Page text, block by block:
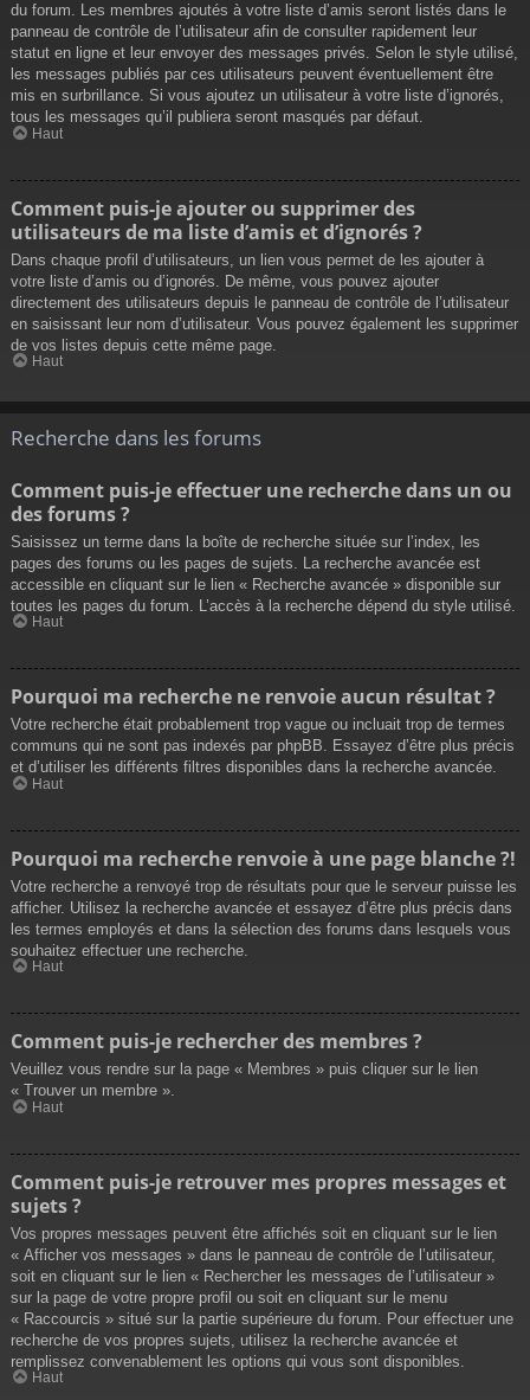
du forum. Les membres ajoutés à votre liste d’amis seront listés dans le
panneau de contrôle de l’utilisateur afin de consulter rapidement leur
statut en ligne et leur envoyer des messages privés. Selon le style utilisé,
les messages publiés par ces utilisateurs peuvent éventuellement être
mis en surbrillance. Si vous ajoutez un utilisateur à votre liste d’ignorés,
tous les messages qu’il publiera seront masqués par défaut.
Haut
Comment puis-je ajouter ou supprimer des
utilisateurs de ma liste d’amis et d’ignorés ?
Dans chaque profil d’utilisateurs, un lien vous permet de les ajouter à
votre liste d’amis ou d’ignorés. De même, vous pouvez ajouter
directement des utilisateurs depuis le panneau de contrôle de l’utilisateur
en saisissant leur nom d’utilisateur. Vous pouvez également les supprimer
de vos listes depuis cette même page.
Haut
Recherche dans les forums
Comment puis-je effectuer une recherche dans un ou
des forums ?
Saisissez un terme dans la boîte de recherche située sur l’index, les
pages des forums ou les pages de sujets. La recherche avancée est
accessible en cliquant sur le lien « Recherche avancée » disponible sur
toutes les pages du forum. L’accès à la recherche dépend du style utilisé.
Haut
Pourquoi ma recherche ne renvoie aucun résultat ?
Votre recherche était probablement trop vague ou incluait trop de termes
communs qui ne sont pas indexés par phpBB. Essayez d’être plus précis
et d’utiliser les différents filtres disponibles dans la recherche avancée.
Haut
Pourquoi ma recherche renvoie à une page blanche ?!
Votre recherche a renvoyé trop de résultats pour que le serveur puisse les
afficher. Utilisez la recherche avancée et essayez d’être plus précis dans
les termes employés et dans la sélection des forums dans lesquels vous
souhaitez effectuer une recherche.
Haut
Comment puis-je rechercher des membres ?
Veuillez vous rendre sur la page « Membres » puis cliquer sur le lien
« Trouver un membre ».
Haut
Comment puis-je retrouver mes propres messages et
sujets ?
Vos propres messages peuvent être affichés soit en cliquant sur le lien
« Afficher vos messages » dans le panneau de contrôle de l’utilisateur,
soit en cliquant sur le lien « Rechercher les messages de l’utilisateur »
sur la page de votre propre profil ou soit en cliquant sur le menu
« Raccourcis » situé sur la partie supérieure du forum. Pour effectuer une
recherche de vos propres sujets, utilisez la recherche avancée et
remplissez convenablement les options qui vous sont disponibles.
Haut